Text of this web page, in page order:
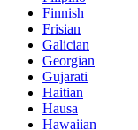
Finnish
Frisian
Galician
Georgian
Gujarati
Haitian
Hausa
Hawaiian